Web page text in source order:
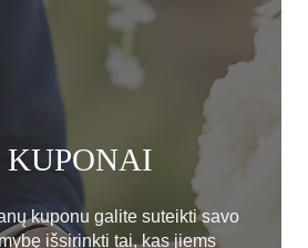
kuponu galite suteikti savo
išsirinkti tai, kas jiems